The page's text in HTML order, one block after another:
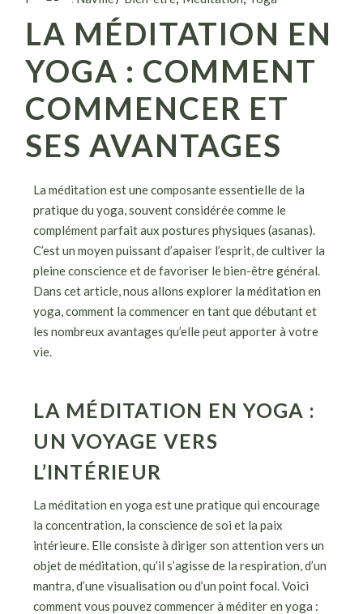
LA MÉDITATION EN
YOGA : COMMENT
COMMENCER ET
SES AVANTAGES
La méditation est une composante essentielle de la
pratique du yoga, souvent considérée comme le
complément parfait aux postures physiques (asanas).
C’est un moyen puissant d’apaiser l’esprit, de cultiver la
pleine conscience et de favoriser le bien-être général.
Dans cet article, nous allons explorer la méditation en
yoga, comment la commencer en tant que débutant et
les nombreux avantages qu’elle peut apporter à votre
vie.
LA MÉDITATION EN YOGA :
UN VOYAGE VERS
L’INTÉRIEUR
La méditation en yoga est une pratique qui encourage
la concentration, la conscience de soi et la paix
intérieure. Elle consiste à diriger son attention vers un
objet de méditation, qu’il s’agisse de la respiration, d’un
mantra, d’une visualisation ou d’un point focal. Voici
comment vous pouvez commencer à méditer en yoga :